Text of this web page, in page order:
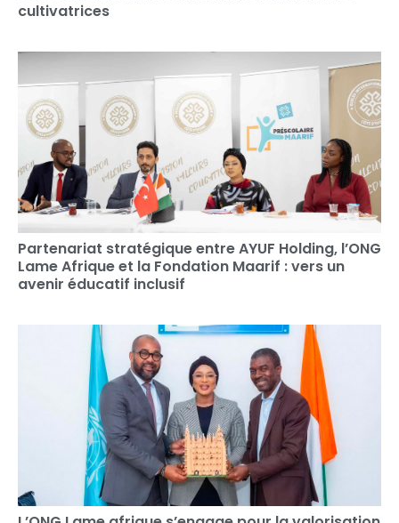
cultivatrices
Partenariat stratégique entre AYUF Holding, l’ONG
Lame Afrique et la Fondation Maarif : vers un
avenir éducatif inclusif